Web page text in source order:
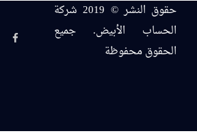
حقوق النشر © 2019 شركة
الحساب الأبيض. جميع
الحقوق محفوظة